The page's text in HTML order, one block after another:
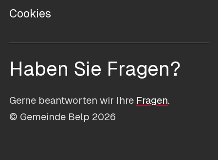
Cookies
Haben Sie Fragen?
Gerne beantworten wir Ihre Fragen.
© Gemeinde Belp 2026